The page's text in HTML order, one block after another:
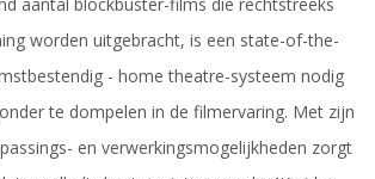
worden uitgebracht, is een state-of-the-
- home theatre-systeem nodig
te dompelen in de filmervaring. Met zijn
en verwerkingsmogelijkheden zorgt